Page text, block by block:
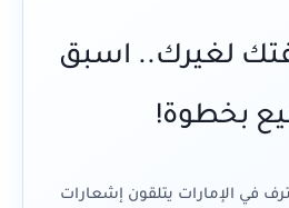
لغيرك.. اسبق
بخطوة!
في الإمارات يتلقون إشعارات